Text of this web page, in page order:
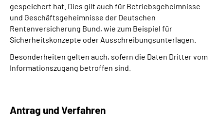
gespeichert hat. Dies gilt auch für Betriebsgeheimnisse
und Geschäftsgeheimnisse der Deutschen
Rentenversicherung Bund, wie zum Beispiel für
Sicherheitskonzepte oder Ausschreibungsunterlagen.
Besonderheiten gelten auch, sofern die Daten Dritter vom
Informationszugang betroffen sind.
Antrag und Verfahren